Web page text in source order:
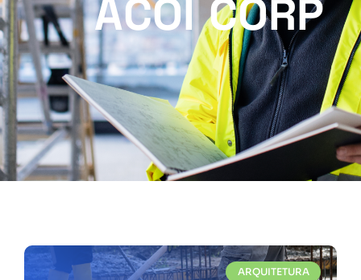
ACOI CORP
ARQUITETURA